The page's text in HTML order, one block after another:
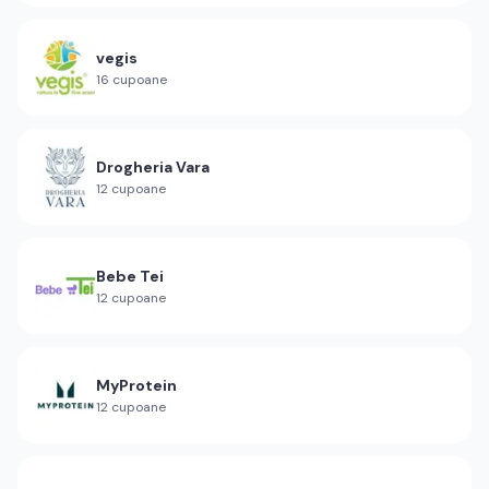
vegis
16 cupoane
Drogheria Vara
12 cupoane
Bebe Tei
12 cupoane
MyProtein
12 cupoane